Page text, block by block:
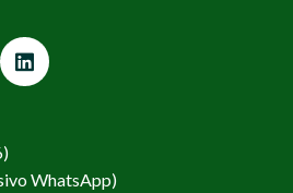
WhatsApp)